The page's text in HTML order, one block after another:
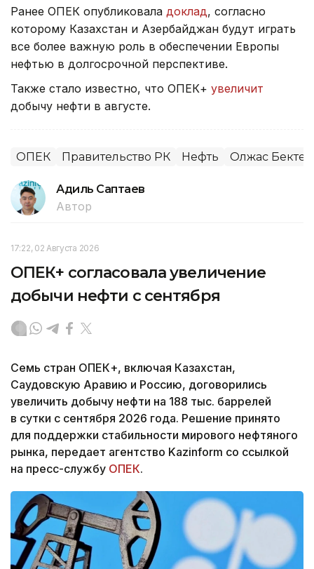
Ранее ОПЕК опубликовала доклад, согласно
которому Казахстан и Азербайджан будут играть
все более важную роль в обеспечении Европы
нефтью в долгосрочной перспективе.
Также стало известно, что ОПЕК+ увеличит
добычу нефти в августе.
ОПЕК Правительство РК Нефть Олжас
Адиль Саптаев
Автор
17:22, 02 Августа 2026
ОПЕК+ согласовала увеличение
добычи нефти с сентября
Семь стран ОПЕК+, включая Казахстан,
Саудовскую Аравию и Россию, договорились
увеличить добычу нефти на 188 тыс. баррелей
в сутки с сентября 2026 года. Решение принято
для поддержки стабильности мирового нефтяного
рынка, передает агентство Kazinform со ссылкой
на пресс-службу ОПЕК.